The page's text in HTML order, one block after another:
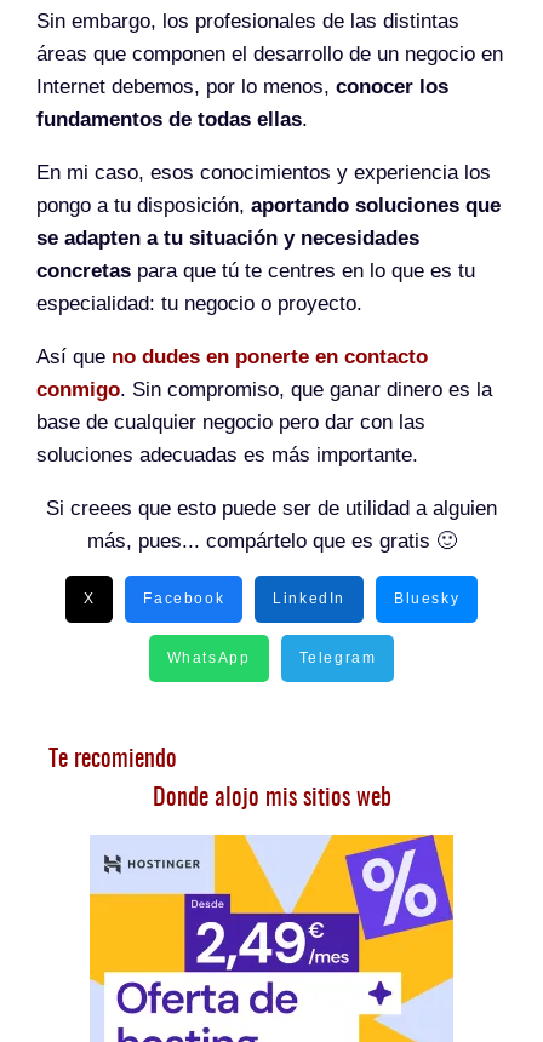
Sin embargo, los profesionales de las distintas
áreas que componen el desarrollo de un negocio en
Internet debemos, por lo menos, conocer los
fundamentos de todas ellas.
En mi caso, esos conocimientos y experiencia los
pongo a tu disposición, aportando soluciones que
se adapten a tu situación y necesidades
concretas para que tú te centres en lo que es tu
especialidad: tu negocio o proyecto.
Así que no dudes en ponerte en contacto
conmigo. Sin compromiso, que ganar dinero es la
base de cualquier negocio pero dar con las
soluciones adecuadas es más importante.
Si creees que esto puede ser de utilidad a alguien
más, pues... compártelo que es gratis 🙂
X Facebook LinkedIn Bluesky
WhatsApp Telegram
Te recomiendo
Donde alojo mis sitios web